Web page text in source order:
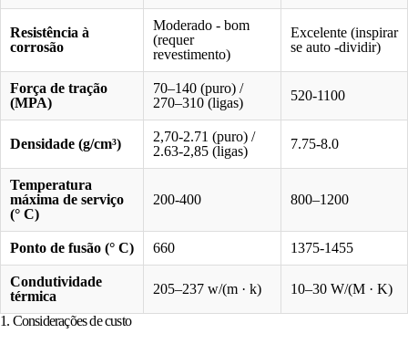
Resistência à
corrosão
Moderado - bom
(requer
revestimento)
Excelente (inspirar
se auto -dividir)
Força de tração
(MPA)
70–140 (puro) /
270–310 (ligas)
520-1100
Densidade (g/cm³)
2,70-2.71 (puro) /
2.63-2,85 (ligas)
7.75-8.0
Temperatura
máxima de serviço
(° C)
200-400 800–1200
Ponto de fusão (° C) 660 1375-1455
Condutividade
térmica
205–237 w/(m · k) 10–30 W/(M · K)
1. Considerações de custo